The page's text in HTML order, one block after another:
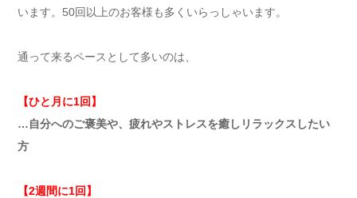
います。50回以上のお客様も多くいらっしゃいます。
通って来るペースとして多いのは、
【ひと月に1回】
…自分へのご褒美や、疲れやストレスを癒しリラックスしたい
方
【2週間に1回】